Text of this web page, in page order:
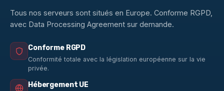
Tous nos serveurs sont situés en Europe. Conforme RGPD,
avec Data Processing Agreement sur demande.
Conforme RGPD
Conformité totale avec la législation européenne sur la vie
privée.
Hébergement UE